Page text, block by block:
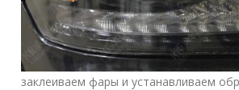
заклеиваем фары и устанавливаем